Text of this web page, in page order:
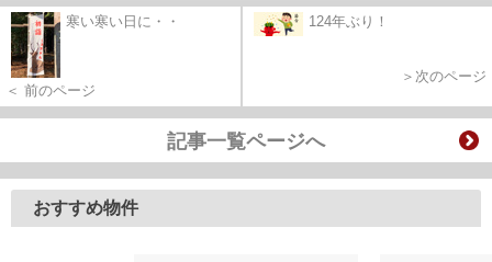
寒い寒い日に・・
＜ 前のページ
124年ぶり！
＞次のページ
記事一覧ページへ
おすすめ物件